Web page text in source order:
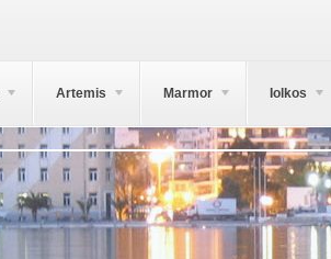
Artemis Marmor Iolkos